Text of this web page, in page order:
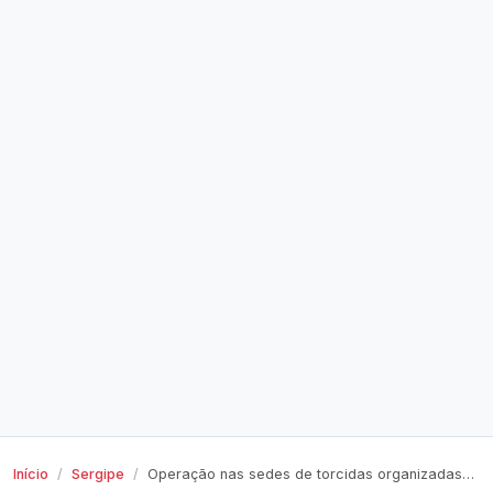
Início Sergipe Operação nas sedes de torcidas organizadas termina com duas prisões, drogas e objetos apreendidos